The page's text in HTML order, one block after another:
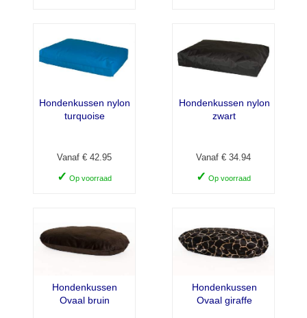
Hondenkussen nylon
turquoise
Vanaf € 42.95
✓ Op voorraad
Hondenkussen nylon
zwart
Vanaf € 34.94
✓ Op voorraad
Hondenkussen
Ovaal bruin
Hondenkussen
Ovaal giraffe